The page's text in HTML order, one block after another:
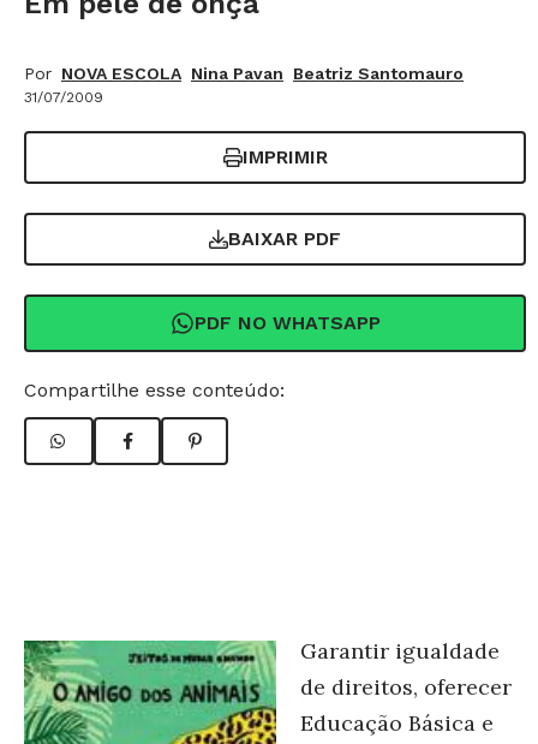
Por NOVA ESCOLA Nina Pavan Beatriz Santomauro
31/07/2009
IMPRIMIR
BAIXAR PDF
PDF NO WHATSAPP
Compartilhe esse conteúdo:
Garantir igualdade
de direitos, oferecer
Educação Básica e